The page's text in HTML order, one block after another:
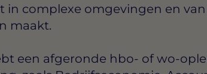
in complexe omgevingen en
maakt.
een afgeronde hbo- of wo-